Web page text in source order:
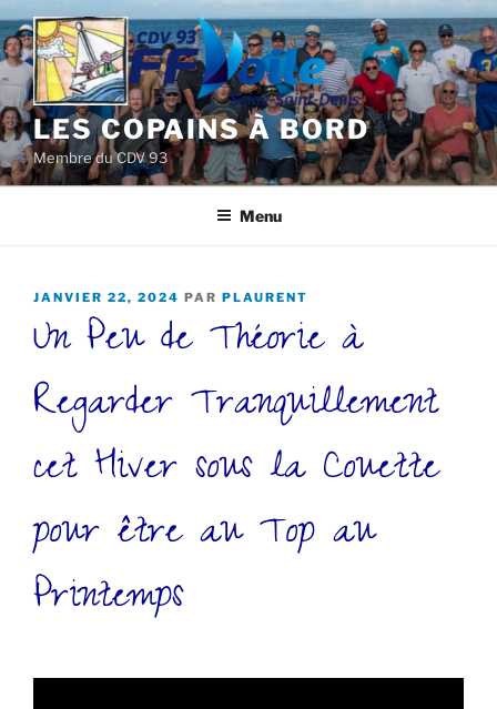
Aller
au
contenu
principal
LES COPAINS À BORD
Membre du CDV 93
Menu
PUBLIÉ
JANVIER 22, 2024 PAR PLAURENT
Un Peu de Théorie à
Regarder Tranquillement
cet Hiver sous la Couette
pour être au Top au
Printemps